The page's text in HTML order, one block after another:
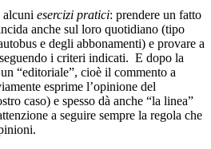
esercizi pratici: prendere un fatto
anche sul loro quotidiano (tipo
e degli abbonamenti) e provare a
i criteri indicati. E dopo la
“editoriale”, cioè il commento a
esprime l’opinione del
caso) e spesso dà anche “la linea”
a seguire sempre la regola che